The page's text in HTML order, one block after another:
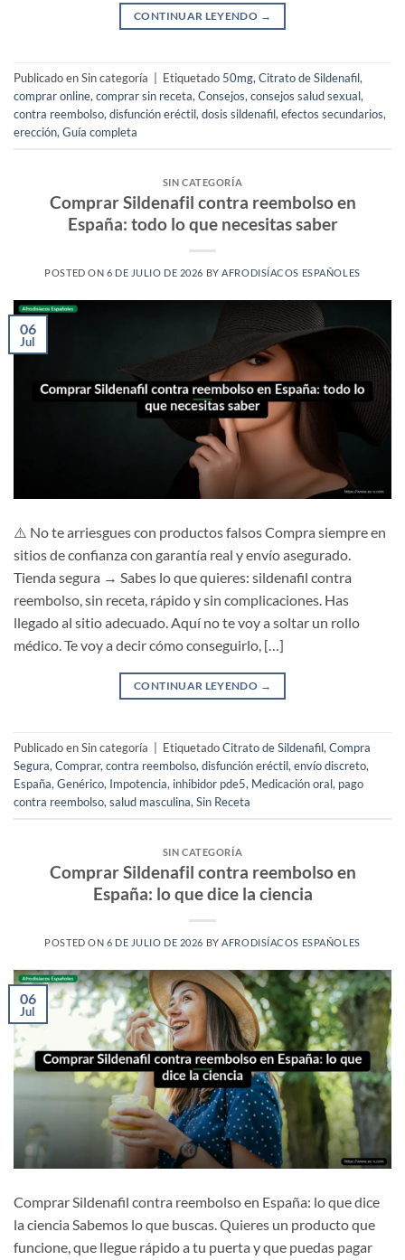
CONTINUAR LEYENDO →
Publicado en Sin categoría Etiquetado 50mg, Citrato de Sildenafil,
comprar online, comprar sin receta, Consejos, consejos salud sexual,
contra reembolso, disfunción eréctil, dosis sildenafil, efectos secundarios,
erección, Guía completa
SIN CATEGORÍA
Comprar Sildenafil contra reembolso en
España: todo lo que necesitas saber
POSTED ON 6 DE JULIO DE 2026 BYAFRODISÍACOS ESPAÑOLES
06
Jul
⚠️ No te arriesgues con productos falsos Compra siempre en
sitios de confianza con garantía real y envío asegurado.
Tienda segura → Sabes lo que quieres: sildenafil contra
reembolso, sin receta, rápido y sin complicaciones. Has
llegado al sitio adecuado. Aquí no te voy a soltar un rollo
médico. Te voy a decir cómo conseguirlo, […]
CONTINUAR LEYENDO →
Publicado en Sin categoría EtiquetadoCitrato de Sildenafil,Compra
Segura,Comprar,contra reembolso,disfunción eréctil,envío discreto,
España,Genérico, Impotencia, inhibidor pde5, Medicación oral, pago
contra reembolso,salud masculina,Sin Receta
SIN CATEGORÍA
Comprar Sildenafil contra reembolso en
España: lo que dice la ciencia
POSTED ON 6 DE JULIO DE 2026 BYAFRODISÍACOS ESPAÑOLES
06
Jul
Comprar Sildenafil contra reembolso en España: lo que dice
la ciencia Sabemos lo que buscas. Quieres un producto que
funcione, que llegue rápido a tu puerta y que puedas pagar